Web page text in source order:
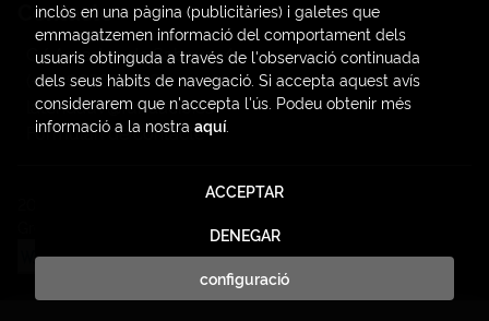
Contacte
C/ Amadeo de Saboya, 4
(+34) 963828968
latendauv@fundacio.es
Formulari de contacte
. Tots els Drets Reservats |
inclòs en una pàgina (publicitàries) i galetes que
emmagatzemen informació del comportament dels
usuaris obtinguda a través de l'observació continuada
dels seus hàbits de navegació. Si accepta aquest avís
considerarem que n'accepta l'ús. Podeu obtenir més
informació a la nostra aquí.
configuració
DENEGAR
ACCEPTAR